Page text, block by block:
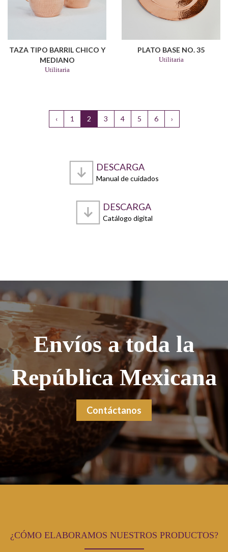
TAZA TIPO BARRIL CHICO Y
MEDIANO
Utilitaria
PLATO BASE NO. 35
Utilitaria
‹ 1 2 3 4 5 6 ›
DESCARGA
Manual de cuidados
DESCARGA
Catálogo digital
Envíos a toda la
República Mexicana
Contáctanos
¿CÓMO ELABORAMOS NUESTROS PRODUCTOS?